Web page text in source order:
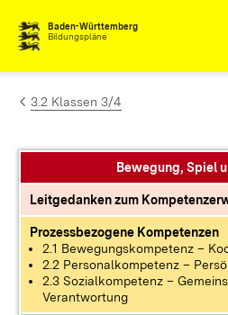
Zum Inhalt springen
Baden-Württemberg
Bildungspläne
3.2 Klassen 3/4
Bewegung, Spiel
Leitgedanken zum
Prozessbezogene Kompetenzen
2.1 Bewegungskompetenz –
2.2 Personalkompetenz –
2.3 Sozialkompetenz –
Verantwortung